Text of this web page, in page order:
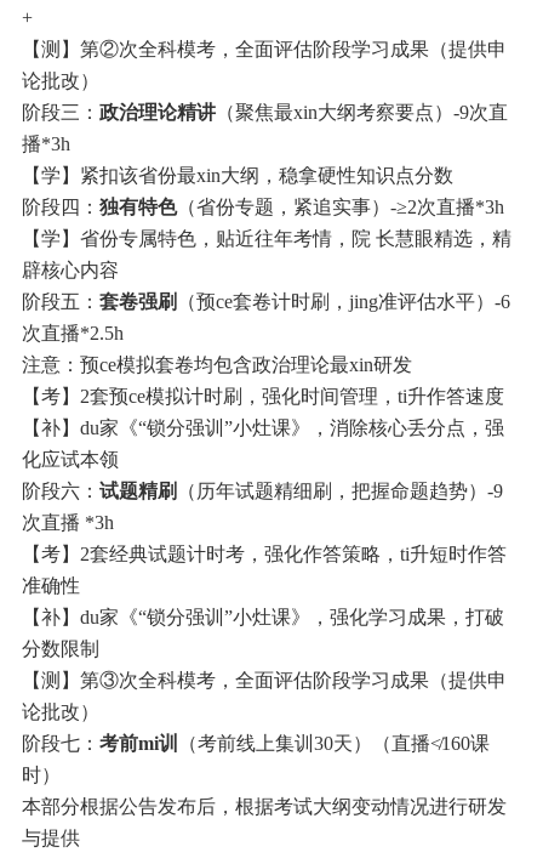
+
【测】第②次全科模考，全面评估阶段学习成果（提供申
论批改）
阶段三： 政治理论精讲（聚焦最xin大纲考察要点）-9次直
播*3h
【学】紧扣该省份最xin大纲，稳拿硬性知识点分数
阶段四： 独有特色（省份专题，紧追实事）-≥2次直播*3h
【学】省份专属特色，贴近往年考情，院 长慧眼精选，精
辟核心内容
阶段五： 套卷强刷
（预ce套卷计时刷，jing准评估水平）-6
次直播*2.5h
注意：预ce模拟套卷均包含政治理论最xin研发
【考】2套预ce模拟计时刷，强化时间管理，ti升作答速度
【补】du家《“锁分强训”小灶课》，消除核心丢分点，强
化应试本领
阶段六： 试题精刷
（历年试题精细刷，把握命题趋势）-9
次直播 *3h
【考】2套经典试题计时考，强化作答策略，ti升短时作答
准确性
【补】du家《“锁分强训”小灶课》，强化学习成果，打破
分数限制
【测】第③次全科模考，全面评估阶段学习成果（提供申
论批改）
阶段七： 考前mi训
（考前线上集训30天）（直播≮160课
时）
本部分根据公告发布后，根据考试大纲变动情况进行研发
与提供